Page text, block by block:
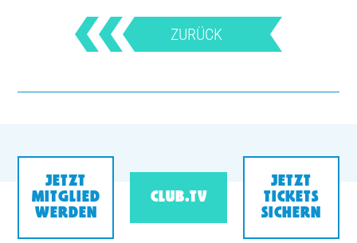
ZURÜCK
JETZT
MITGLIED
WERDEN
CLUB.TV
JETZT
TICKETS
SICHERN